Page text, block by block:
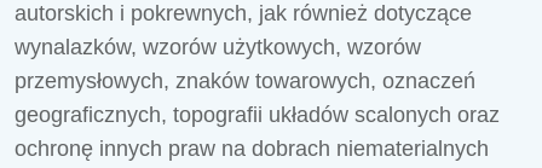
autorskich i pokrewnych, jak również dotyczące
wynalazków, wzorów użytkowych, wzorów
przemysłowych, znaków towarowych, oznaczeń
geograficznych, topografii układów scalonych oraz
ochronę innych praw na dobrach niematerialnych